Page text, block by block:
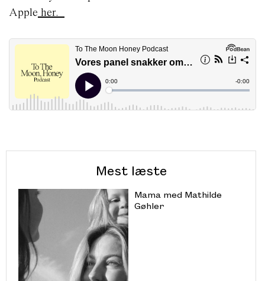
Apple her.
Mest læste
Mama med Mathilde
Gøhler